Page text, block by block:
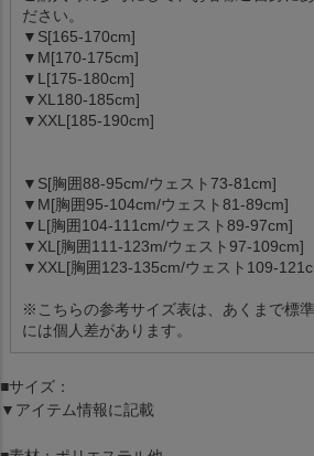
ださい。
▼S[165-170cm]
▼M[170-175cm]
▼L[175-180cm]
▼XL180-185cm]
▼XXL[185-190cm]
▼S[胸囲88-95cm/ウェスト73-81cm]
▼M[胸囲95-104cm/ウェスト81-89cm]
▼L[胸囲104-111cm/ウェスト89-97cm]
▼XL[胸囲111-123m/ウェスト97-109cm]
▼XXL[胸囲123-135cm/ウェスト109-
※こちらの参考サイズ表は、あくまで標
には個人差があります。
■サイズ：
▼アイテム情報に記載